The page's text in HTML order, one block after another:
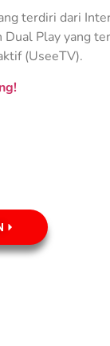
terdiri dari
Dual Play yang
(UseeTV).